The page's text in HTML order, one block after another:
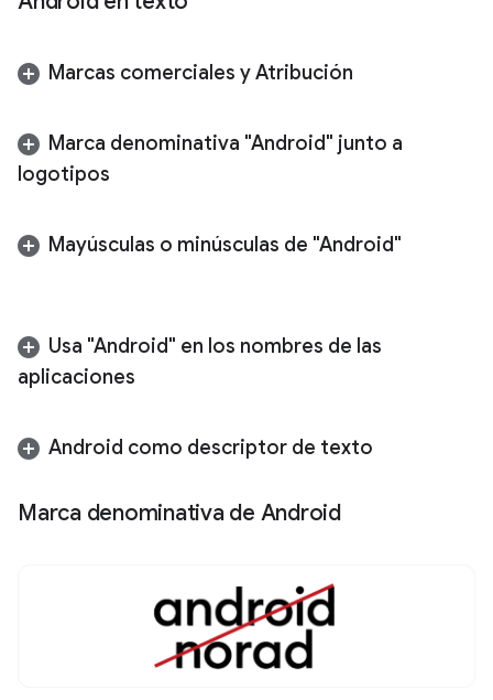
Marcas comerciales y Atribución
Marca denominativa "Android" junto a
logotipos
Mayúsculas o minúsculas de "Android"
Usa "Android" en los nombres de las
aplicaciones
Android como descriptor de texto
Marca denominativa de Android